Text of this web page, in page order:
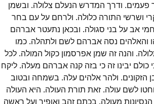
פעמים. ודרך המדרש הנעלם צלולה. ובשמן
ושרשי התורה כלולה. ולרחם על עם בחר
אב על בני סגולה. ובכאן נתעטר אברהם
והאלהים נסה אברהם לשם ולתהלה. כמו
והנה זה שמן אפרסמון כקול המולה. לכל
יבינו זה כי בזה קנה אברהם מעלה. ליקח
הזקונים. ולהר אלהים עלה. בשמחה ובטוב
לשם עולה. זאת תורת העולה. היא העולה
מעולה. בכתם זהב ואופיר ועל ראשה